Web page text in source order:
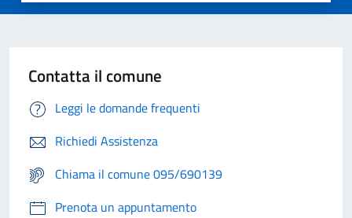
Contatta il comune
Leggi le domande frequenti
Richiedi Assistenza
Chiama il comune 095/690139
Prenota un appuntamento